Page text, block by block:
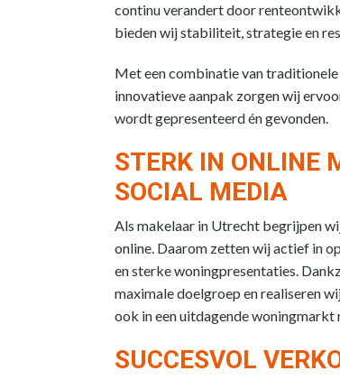
continu verandert door
bieden wij stabiliteit, strategie en
Met een combinatie van
innovatieve aanpak zorgen wij
wordt gepresenteerd én gevonden.
STERK IN ONLINE
SOCIAL MEDIA
Als makelaar in Utrecht begrijpen
online. Daarom zetten wij actief in
en sterke woningpresentaties.
maximale doelgroep en realiseren
ook in een uitdagende woningmarkt
SUCCESVOL